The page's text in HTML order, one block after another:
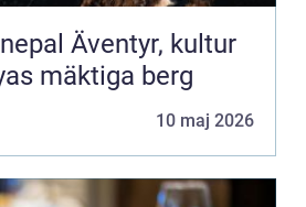
kultur
mäktiga berg
10 maj 2026